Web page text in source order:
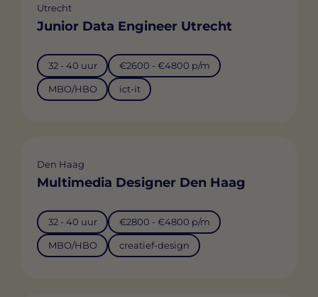
Utrecht
Junior Data Engineer Utrecht
32 - 40 uur €2600 - €4800 p/m
MBO/HBO ict-it
Den Haag
Multimedia Designer Den Haag
32 - 40 uur €2800 - €4800 p/m
MBO/HBO creatief-design